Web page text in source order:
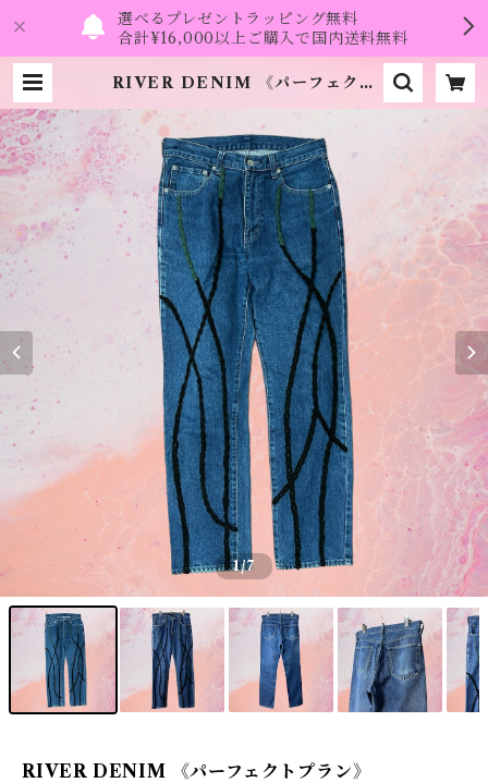
選べるプレゼントラッピング無料
合計¥16,000以上ご購入で国内送料無料
RIVER DENIM 《パーフェクト
1/7
RIVER DENIM 《パーフェクトプラン》